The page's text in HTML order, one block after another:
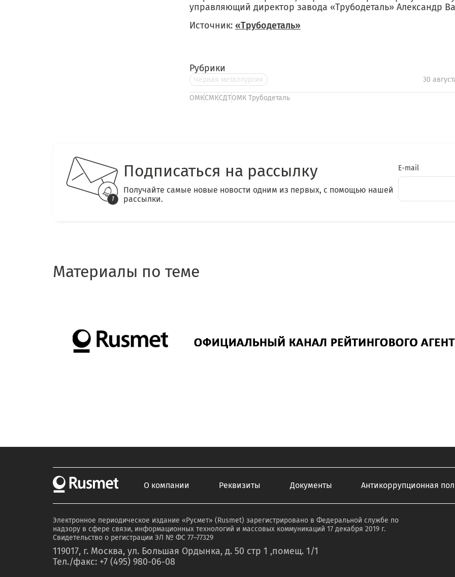
управляющий директор завода «Трубодеталь» Александр
Источник: «Трубодеталь»
Рубрики
Черная металлургия 30
ОМКСМКСДТОМК Трубодеталь
Подписаться на рассылку
Получайте самые новые новости одним из первых, с помощью нашей
рассылки.
E-mail
Материалы по теме
О компании Реквизиты Документы Антикоррупционная
Электронное периодическое издание «Русмет» (Rusmet) зарегистрировано в Федеральной службе по
надзору в сфере связи, информационных технологий и массовых коммуникаций 17 декабря 2019 г.
Свидетельство о регистрации ЭЛ № ФС 77–77329
119017, г. Москва, ул. Большая Ордынка, д. 50 стр 1 ,помещ. 1/1
Тел./факс: +7 (495) 980-06-08